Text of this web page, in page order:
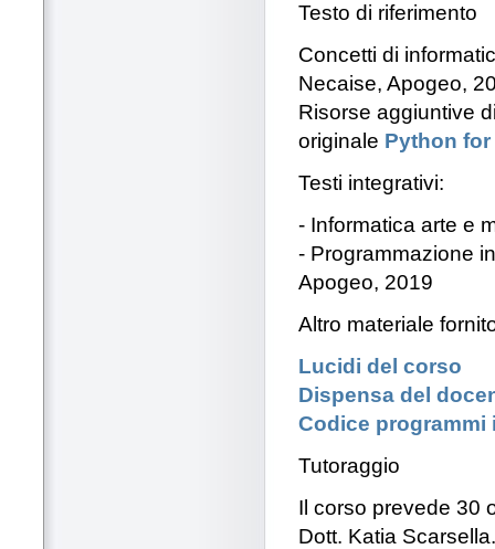
Testo di riferimento
Concetti di
Necaise, Apogeo,
Risorse aggiuntive
originale Python
Testi integrativi:
- Informatica arte e
- Programmazione
Apogeo, 2019
Altro materiale
Lucidi del corso
Dispensa del
Codice programmi
Tutoraggio
Il corso prevede 30
Dott. Katia Scarsella.